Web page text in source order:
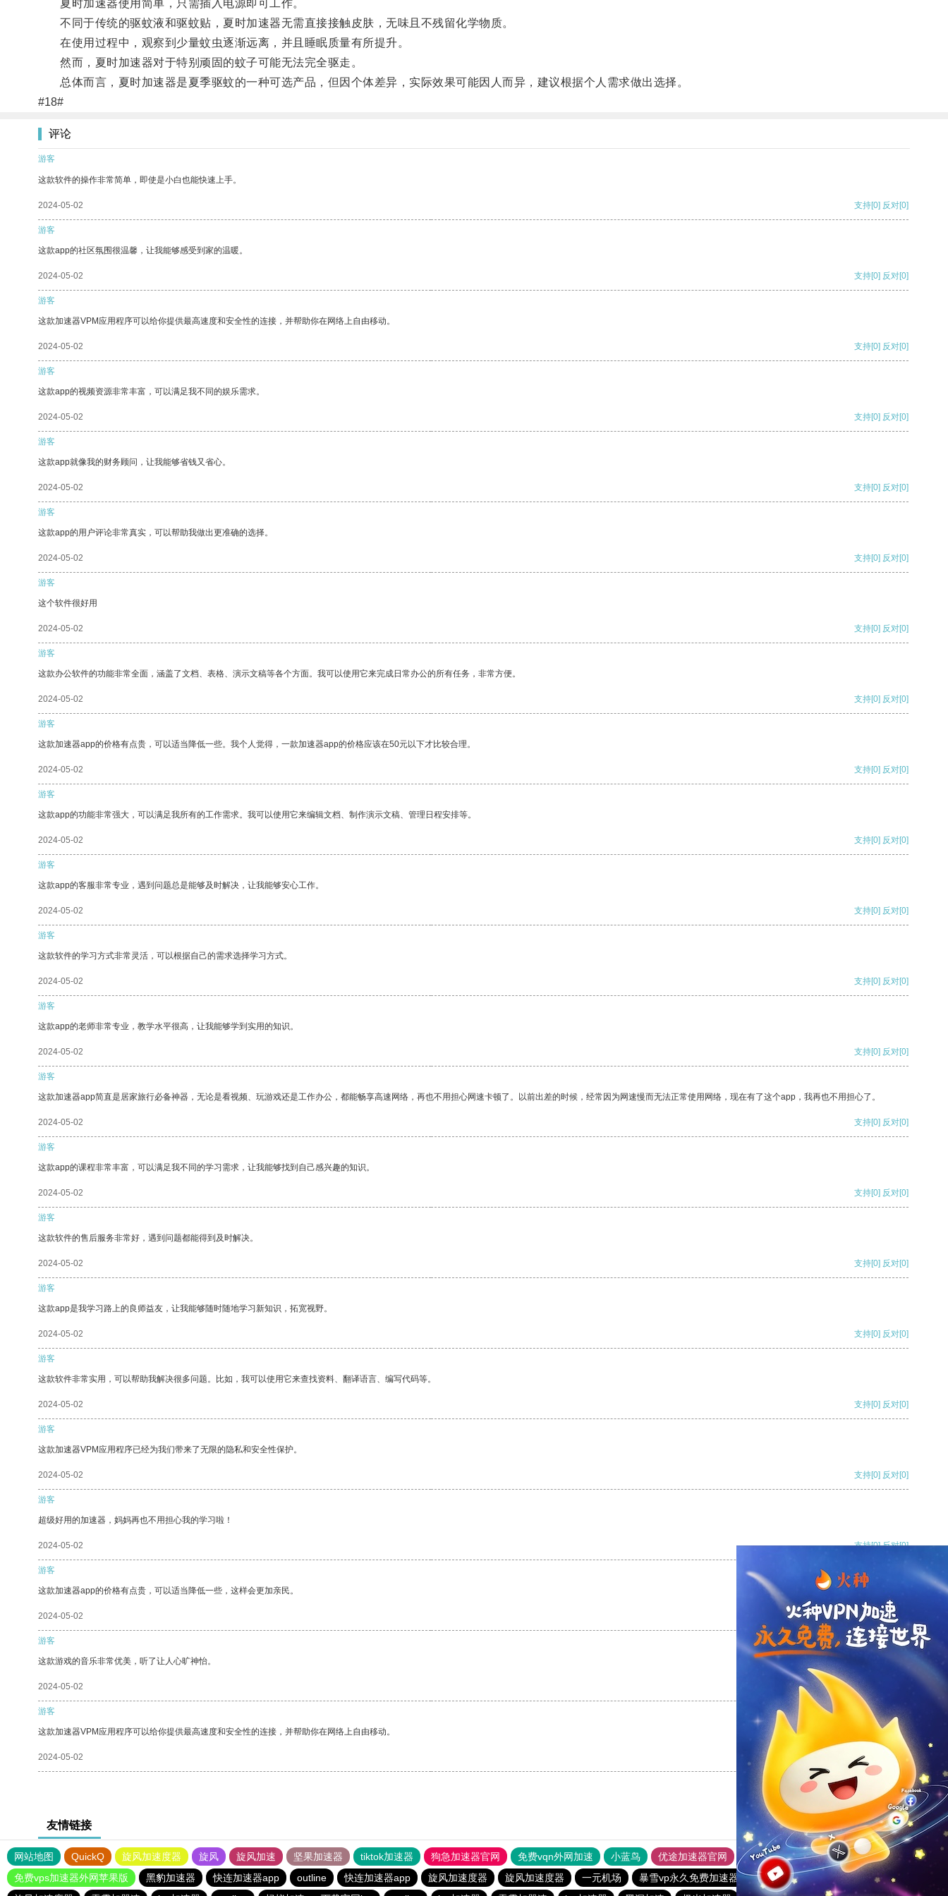
夏时加速器使用简单，只需插入电源即可工作。
不同于传统的驱蚊液和驱蚊贴，夏时加速器无需直接接触皮肤，无味且不残留化学物质。
在使用过程中，观察到少量蚊虫逐渐远离，并且睡眠质量有所提升。
然而，夏时加速器对于特别顽固的蚊子可能无法完全驱走。
总体而言，夏时加速器是夏季驱蚊的一种可选产品，但因个体差异，实际效果可能因人而异，建议根据个人需求做出选择。
#18#
评论
游客
这款软件的操作非常简单，即使是小白也能快速上手。
2024-05-02 支持[0] 反对[0]
游客
这款app的社区氛围很温馨，让我能够感受到家的温暖。
2024-05-02 支持[0] 反对[0]
游客
这款加速器VPM应用程序可以给你提供最高速度和安全性的连接，并帮助你在网络上自由移动。
2024-05-02 支持[0] 反对[0]
游客
这款app的视频资源非常丰富，可以满足我不同的娱乐需求。
2024-05-02 支持[0] 反对[0]
游客
这款app就像我的财务顾问，让我能够省钱又省心。
2024-05-02 支持[0] 反对[0]
游客
这款app的用户评论非常真实，可以帮助我做出更准确的选择。
2024-05-02 支持[0] 反对[0]
游客
这个软件很好用
2024-05-02 支持[0] 反对[0]
游客
这款办公软件的功能非常全面，涵盖了文档、表格、演示文稿等各个方面。我可以使用它来完成日常办公的所有任务，非常方便。
2024-05-02 支持[0] 反对[0]
游客
这款加速器app的价格有点贵，可以适当降低一些。我个人觉得，一款加速器app的价格应该在50元以下才比较合理。
2024-05-02 支持[0] 反对[0]
游客
这款app的功能非常强大，可以满足我所有的工作需求。我可以使用它来编辑文档、制作演示文稿、管理日程安排等。
2024-05-02 支持[0] 反对[0]
游客
这款app的客服非常专业，遇到问题总是能够及时解决，让我能够安心工作。
2024-05-02 支持[0] 反对[0]
游客
这款软件的学习方式非常灵活，可以根据自己的需求选择学习方式。
2024-05-02 支持[0] 反对[0]
游客
这款app的老师非常专业，教学水平很高，让我能够学到实用的知识。
2024-05-02 支持[0] 反对[0]
游客
这款加速器app简直是居家旅行必备神器，无论是看视频、玩游戏还是工作办公，都能畅享高速网络，再也不用担心网速卡顿了。以前出差的时候，经常因为网速慢而无法正常使用网络，现在有了这个app，我再也不用担心了。
2024-05-02 支持[0] 反对[0]
游客
这款app的课程非常丰富，可以满足我不同的学习需求，让我能够找到自己感兴趣的知识。
2024-05-02 支持[0] 反对[0]
游客
这款软件的售后服务非常好，遇到问题都能得到及时解决。
2024-05-02 支持[0] 反对[0]
游客
这款app是我学习路上的良师益友，让我能够随时随地学习新知识，拓宽视野。
2024-05-02 支持[0] 反对[0]
游客
这款软件非常实用，可以帮助我解决很多问题。比如，我可以使用它来查找资料、翻译语言、编写代码等。
2024-05-02 支持[0] 反对[0]
游客
这款加速器VPM应用程序已经为我们带来了无限的隐私和安全性保护。
2024-05-02 支持[0] 反对[0]
游客
超级好用的加速器，妈妈再也不用担心我的学习啦！
2024-05-02 支持[0] 反对[0]
游客
这款加速器app的价格有点贵，可以适当降低一些，这样会更加亲民。
2024-05-02 支持[0] 反对
游客
这款游戏的音乐非常优美，听了让人心旷神怡。
2024-05-02 支持
游客
这款加速器VPM应用程序可以给你提供最高速度和安全性的连接，并帮助你在网络上自由移动。
2024-05-02 支持 反对 [0]
友情链接
网站地图 QuickQ 旋风加速度器 旋风 旋风加速 坚果加速器 tiktok加速器 狗急加速器官网 免费vqn外网加速 小蓝鸟 优途加速器官网 风驰加速器 旋风加速器
八戒看书
免费vps加速器外网苹果版
黑豹加速器 快连加速器app outline 快连加速器app 旋风加速度器 旋风加速度器 一元机场 暴雪vp永久免费加速器下载官网 ios加速器
旋风加速度器